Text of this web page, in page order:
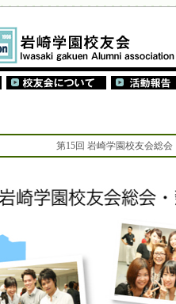
第15回 岩崎学園校友会総